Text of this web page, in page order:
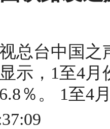
总台中国
示，1至4月
％。 1至4